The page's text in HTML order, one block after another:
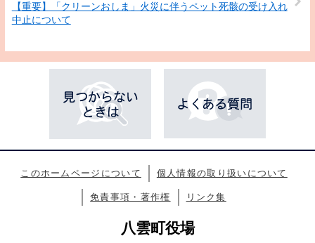
【重要】「クリーンおしま」火災に伴うペット死骸の受け入れ
中止について
このホームページについて 個人情報の取り扱いについて
免責事項・著作権 リンク集
八雲町役場